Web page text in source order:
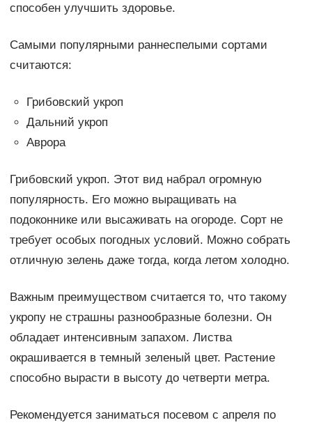
способен улучшить здоровье.
Самыми популярными раннеспелыми сортами
считаются:
Грибовский укроп
Дальний укроп
Аврора
Грибовский укроп. Этот вид набрал огромную
популярность. Его можно выращивать на
подоконнике или высаживать на огороде. Сорт не
требует особых погодных условий. Можно собрать
отличную зелень даже тогда, когда летом холодно.
Важным преимуществом считается то, что такому
укропу не страшны разнообразные болезни. Он
обладает интенсивным запахом. Листва
окрашивается в темный зеленый цвет. Растение
способно вырасти в высоту до четверти метра.
Рекомендуется заниматься посевом с апреля по